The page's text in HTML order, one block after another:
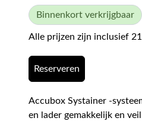
Binnenkort verkrijgbaar
Alle prijzen zijn inclusief
Reserveren
Accubox Systainer -
en lader gemakkelijk en